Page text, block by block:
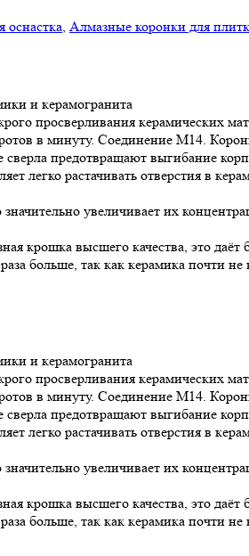
оснастка Алмазные коронки для
и керамогранита
просверливания керамических
в минуту. Соединение М14.
предотвращают выгибание
легко растачивать отверстия в
увеличивает их
крошка высшего качества, это
больше, так как керамика почти
и керамогранита
просверливания керамических
в минуту. Соединение М14.
предотвращают выгибание
легко растачивать отверстия в
увеличивает их
крошка высшего качества, это
больше, так как керамика почти